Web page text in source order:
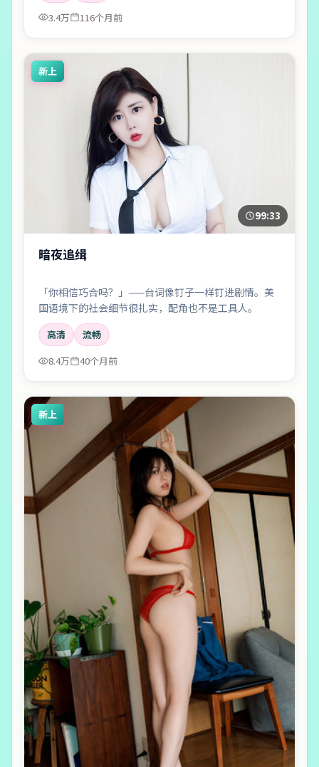
3.4万
116个月前
新上
99:33
暗夜追缉
「你相信巧合吗？」——台词像钉子一样钉进剧情。美
国语境下的社会细节很扎实，配角也不是工具人。
高清
流畅
8.4万
40个月前
新上